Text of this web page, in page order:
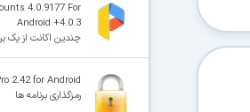
4.0.9177 For
Android +4.0.3
چندین اکانت از یک
2.42 for Android
رمزگذاری برنامه ها